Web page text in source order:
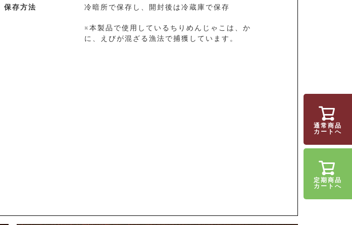
保存方法 冷暗所で保存し、開封後は冷蔵庫で保存
※本製品で使用しているちりめんじゃこは、か
に、えびが混ざる漁法で捕獲しています。
通常商品
カートへ
定期商品
カートへ